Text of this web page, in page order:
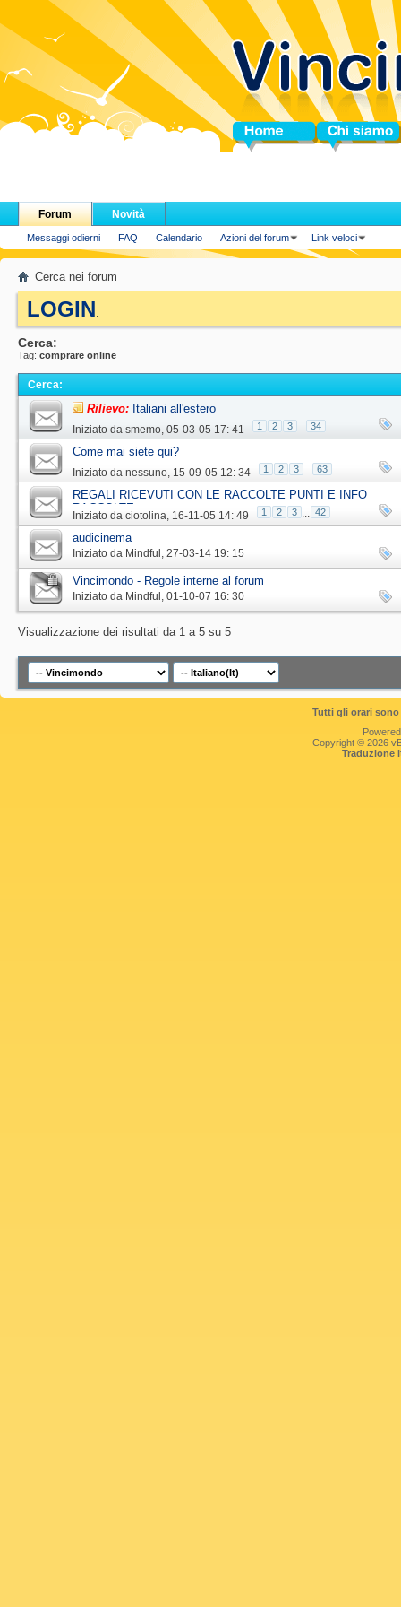
Home Chi siamo
Forum
Messaggi odierni FAQ Calendario Azioni del forum Link veloci
Novità
Cerca nei forum
LOGIN.
Cerca:
Tag: comprare online
Cerca:
Rilievo: Italiani all'estero
Iniziato da smemo‎, 05-03-05 17: 41 1 2 3 ... 34
Come mai siete qui?
Iniziato da nessuno‎, 15-09-05 12: 34 1 2 3 ... 63
REGALI RICEVUTI CON LE RACCOLTE PUNTI E INFO
RACCOLTE
Iniziato da ciotolina‎, 16-11-05 14: 49 1 2 3 ... 42
audicinema
Iniziato da Mindful ‎, 27-03-14 19: 15
Vincimondo - Regole interne al forum
Iniziato da Mindful ‎, 01-10-07 16: 30
Visualizzazione dei risultati da 1 a 5 su 5
Tutti gli orari
Copyright © 2026
Traduzione